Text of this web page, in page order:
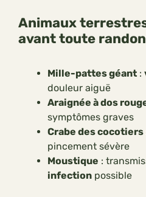
Animaux
avant toute
Mille-pattes géant :
douleur aiguë
Araignée à dos
symptômes graves
Crabe des cocotiers
pincement sévère
Moustique :
infection possible